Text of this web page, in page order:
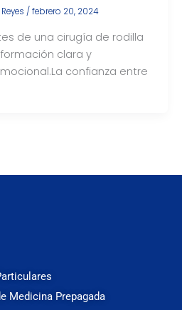
/ febrero 20, 2024
de una cirugía de rodilla
clara y
confianza entre
Medicina Prepagada